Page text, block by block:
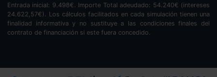
Entrada inicial: 9.498€. Importe Total adeudado: 54.240€ (intereses
24.622,57€). Los cálculos facilitados en cada simulación tienen una
finalidad informativa y no sustituye a las condiciones finales del
contrato de financiación si este fuera concedido.